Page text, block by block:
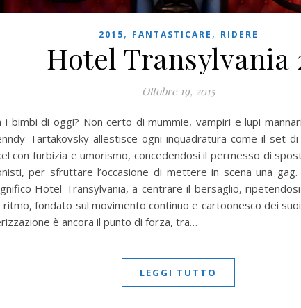
2015, FANTASTICARE , RIDERE
Hotel Transylvania
Ottobre 19, 2015
i bimbi di oggi? Non certo di mummie, vampiri e lupi
Tartakovsky allestisce ogni inquadratura come il set
con furbizia e umorismo, concedendosi il permesso di
per sfruttare l’occasione di mettere in scena una
Hotel Transylvania, a centrare il bersaglio,
ritmo, fondato sul movimento continuo e cartoonesco dei
è ancora il punto di forza, tra…
LEGGI TUTTO